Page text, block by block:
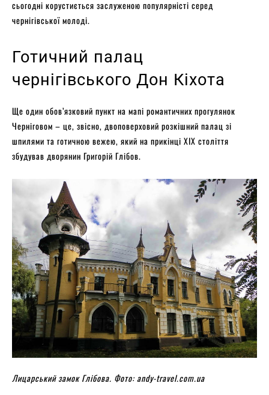
сьогодні корустиється заслуженою популярністі серед
чернігівської молоді.
Готичний палац
чернігівського Дон Кіхота
Ще один обов’язковий пункт на мапі романтичних прогулянок
Черніговом – це, звісно, двоповерховий розкішний палац зі
шпилями та готичною вежею, який на прикінці XIX століття
збудував дворянин Григорій Глібов.
Лицарський замок Глібова. Фото: andy-travel.com.ua